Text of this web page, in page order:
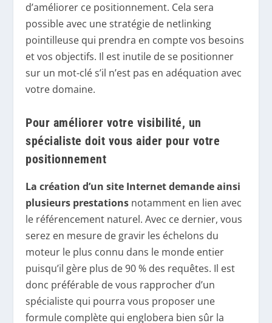
d’améliorer ce positionnement. Cela sera
possible avec une stratégie de netlinking
pointilleuse qui prendra en compte vos besoins
et vos objectifs. Il est inutile de se positionner
sur un mot-clé s’il n’est pas en adéquation avec
votre domaine.
Pour améliorer votre visibilité, un
spécialiste doit vous aider pour votre
positionnement
La création d’un site Internet demande ainsi
plusieurs prestations notamment en lien avec
le référencement naturel. Avec ce dernier, vous
serez en mesure de gravir les échelons du
moteur le plus connu dans le monde entier
puisqu’il gère plus de 90 % des requêtes. Il est
donc préférable de vous rapprocher d’un
spécialiste qui pourra vous proposer une
formule complète qui englobera bien sûr la